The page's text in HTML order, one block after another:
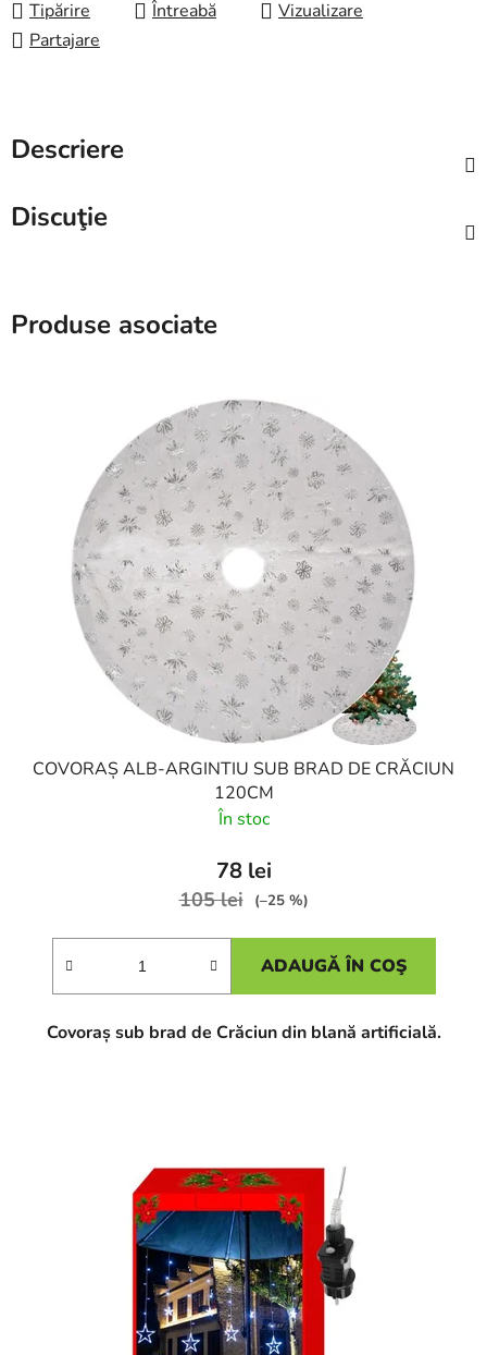
Tipărire
Întreabă
Vizualizare
Partajare
Descriere
Discuţie
Produse asociate
COVORAȘ ALB-ARGINTIU SUB BRAD DE CRĂCIUN
120CM
În stoc
78 lei
105 lei (–25 %)
ADAUGĂ ÎN COŞ
Covoraș sub brad de Crăciun din blană artificială.